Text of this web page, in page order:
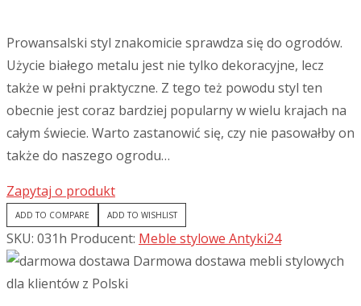
Prowansalski styl znakomicie sprawdza się do ogrodów.
Użycie białego metalu jest nie tylko dekoracyjne, lecz
także w pełni praktyczne. Z tego też powodu styl ten
obecnie jest coraz bardziej popularny w wielu krajach na
całym świecie. Warto zastanowić się, czy nie pasowałby on
także do naszego ogrodu…
Zapytaj o produkt
ADD TO COMPARE ADD TO WISHLIST
SKU: 031h Producent: Meble stylowe Antyki24
Darmowa dostawa mebli stylowych
dla klientów z Polski